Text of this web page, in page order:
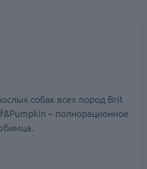
собак всех пород Brit
– полнорационное